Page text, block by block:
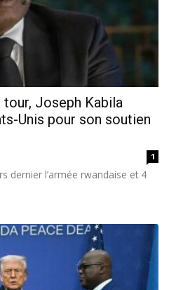
tour, Joseph Kabila
Unis pour son soutien
1
dernier l’armée rwandaise et 4